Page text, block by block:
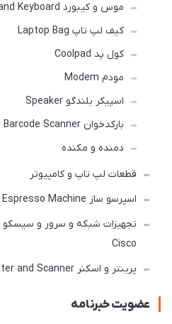
موس و کیبورد Mouse and Keyboard
کیف لپ تاپ Laptop Bag
کول پد Coolpad
مودم Modem
اسپیکر بلندگو Speaker
بارکدخوان Barcode Scanner
دمنده و مکنده
قطعات لپ تاپ و کامپیوتر
اسپرسو ساز Espresso Machine
Cisco
پرینتر و اسکنر Printer and Scanner
عضویت خبرنامه